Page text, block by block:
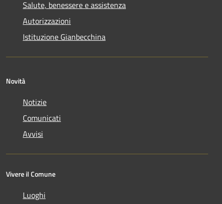
Salute, benessere e assistenza
Autorizzazioni
Istituzione Gianbecchina
Novità
Notizie
Comunicati
Avvisi
Vivere il Comune
Luoghi